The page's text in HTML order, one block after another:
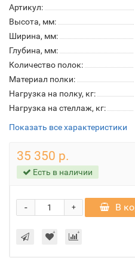
Артикул:
Высота, мм:
Ширина, мм:
Глубина, мм:
Количество полок:
Материал полки:
Нагрузка на полку, кг:
Нагрузка на стеллаж, кг:
Показать все характеристики
35 350 р.
Есть в наличии
+
- В